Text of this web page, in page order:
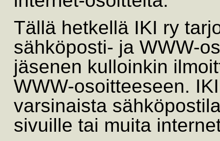
Tällä hetkellä IKI ry
sähköposti- ja WWW-
jäsenen kulloinkin
WWW-osoitteeseen.
varsinaista
sivuille tai muita